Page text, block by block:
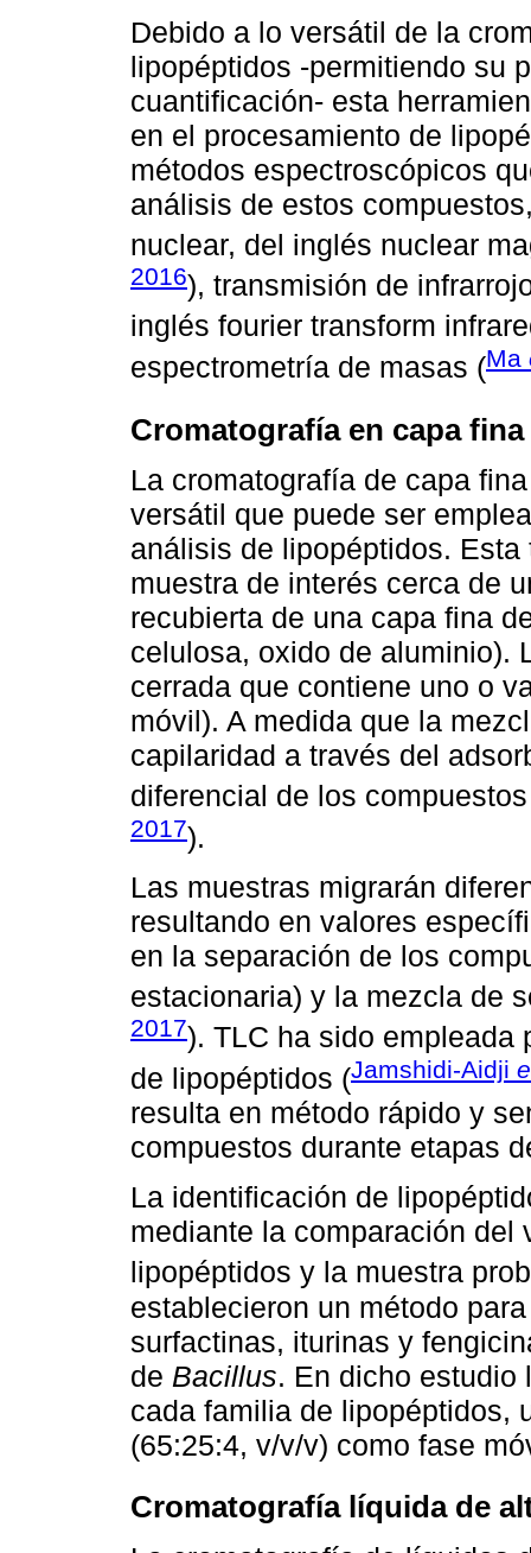
Debido a lo versátil de la
lipopéptidos -permitiendo su
cuantificación- esta
en el procesamiento de
métodos espectroscópicos
análisis de estos
nuclear, del inglés nuclear
2016), transmisión de
inglés fourier transform
espectrometría de masas (Ma
Cromatografía en capa fina
La cromatografía de capa
versátil que puede ser
análisis de lipopéptidos.
muestra de interés cerca de
recubierta de una capa fina
celulosa, oxido de aluminio).
cerrada que contiene uno o
móvil). A medida que la
capilaridad a través del
diferencial de los
2017).
Las muestras migrarán
resultando en valores
en la separación de los
estacionaria) y la mezcla de
2017). TLC ha sido empleada
de lipopéptidos (Jamshidi-Aidji
resulta en método rápido y
compuestos durante etapas
La identificación de
mediante la comparación del
lipopéptidos y la muestra
establecieron un método
surfactinas, iturinas y
de Bacillus. En dicho estudio
cada familia de lipopéptidos,
(65:25:4, v/v/v) como fase
Cromatografía líquida de